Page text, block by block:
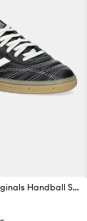
Superge adidas Originals Handball Spezial